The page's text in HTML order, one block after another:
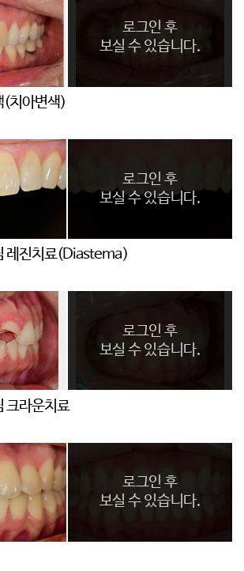
로그인 후
보실 수 있습니다.
(치아변색)
로그인 후
보실 수 있습니다.
레진치료(Diastema)
로그인 후
보실 수 있습니다.
크라운치료
로그인 후
보실 수 있습니다.